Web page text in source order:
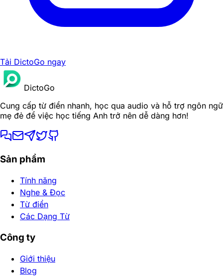
Tải DictoGo ngay
DictoGo
Cung cấp từ điển nhanh, học qua audio và hỗ trợ ngôn ngữ
mẹ đẻ để việc học tiếng Anh trở nên dễ dàng hơn!
Sản phẩm
Tính năng
Nghe & Đọc
Từ điển
Các Dạng Từ
Công ty
Giới thiệu
Blog